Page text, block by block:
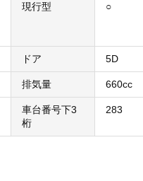
現行型 ○
ドア 5D
排気量 660cc
車台番号下3
桁
283